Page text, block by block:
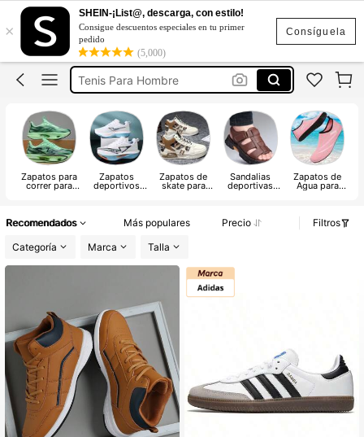
Consíguela
×
SHEIN-¡List@, descarga, con estilo!
Consigue descuentos especiales en tu primer
pedido
(5,000)
Nike
Zapatos Para Hombre
Tenis Para Hombre
Zapatillas De Hombre
Nike
Zapatos Para Hombre
Zapatos para
correr para
Zapatos
deportivos
Zapatos de
skate para
Sandalias
deportivas
Zapatos de
Agua para
Recomendados Más populares Precio
Filtros
Categoría
Marca Talla